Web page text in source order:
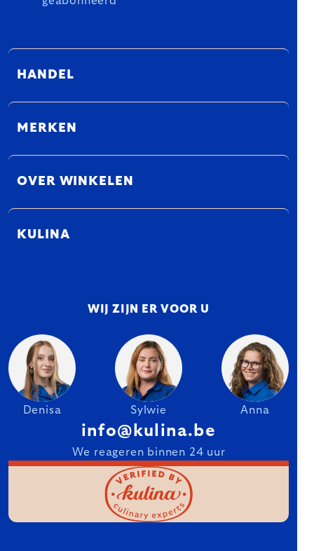
HANDEL
MERKEN
OVER WINKELEN
KULINA
WIJ ZIJN ER VOOR U
Denisa Sylwie Anna
info@kulina.be
We reageren binnen 24 uur